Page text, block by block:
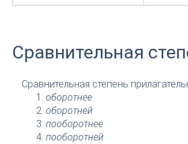
Сравнительная
Сравнительная степень
оборотнее
оборотней
пооборотнее
пооборотней